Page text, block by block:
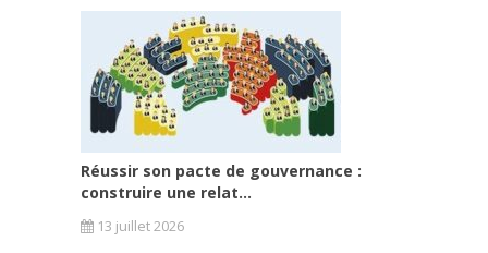
Réussir son pacte de gouvernance :
construire une relat...
13 juillet 2026